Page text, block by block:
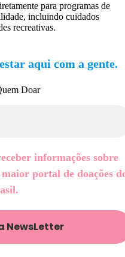
para programas de
incluindo cuidados
recreativas.
aqui com a gente.
informações sobre
portal de doações